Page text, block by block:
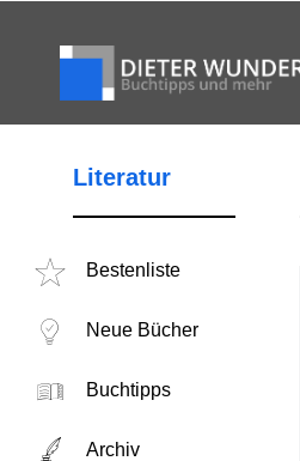
Literatur
Bestenliste
Neue Bücher
Buchtipps
Archiv